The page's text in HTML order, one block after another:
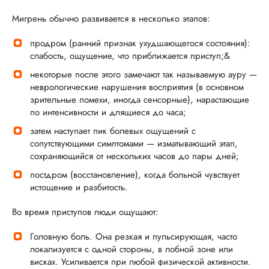
Мигрень обычно развивается в несколько этапов:
продром (ранний признак ухудшающегося состояния):
слабость, ощущение, что приближается приступ;&
некоторые после этого замечают так называемую ауру —
неврологические нарушения восприятия (в основном
зрительные помехи, иногда сенсорные), нарастающие
по интенсивности и длящиеся до часа;
затем наступает пик болевых ощущений с
сопутствующими симптомами — изматывающий этап,
сохраняющийся от нескольких часов до пары дней;
постдром (восстановление), когда больной чувствует
истощение и разбитость.
Во время приступов люди ощущают:
Головную боль. Она резкая и пульсирующая, часто
локализуется с одной стороны, в лобной зоне или
висках. Усиливается при любой физической активности.